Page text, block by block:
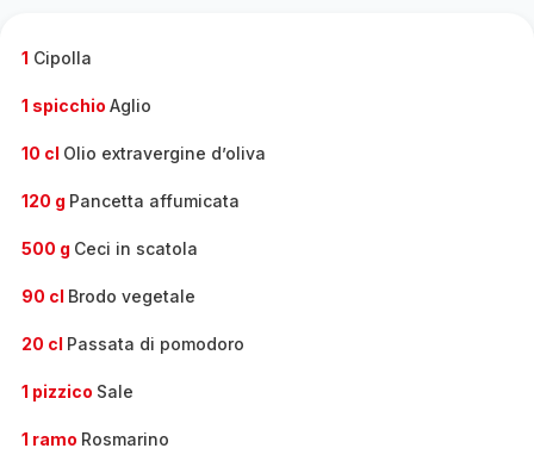
1 Cipolla
1 spicchio Aglio
10 cl Olio extravergine d’oliva
120 g Pancetta affumicata
500 g Ceci in scatola
90 cl Brodo vegetale
20 cl Passata di pomodoro
1 pizzico Sale
1 ramo Rosmarino